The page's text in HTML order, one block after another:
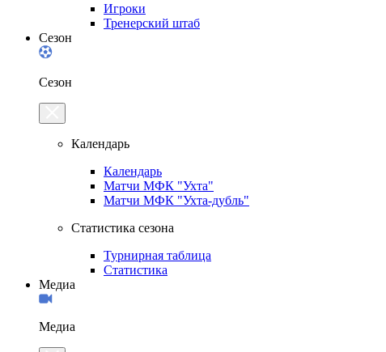
Игроки
Тренерский штаб
Сезон
Сезон
Календарь
Календарь
Матчи МФК "Ухта"
Матчи МФК "Ухта-дубль"
Статистика сезона
Турнирная таблица
Статистика
Медиа
Медиа